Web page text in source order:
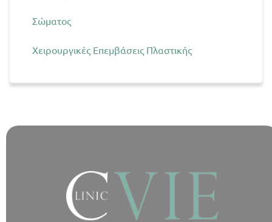
Σώματος
Χειρουργικές Επεμβάσεις Πλαστικής